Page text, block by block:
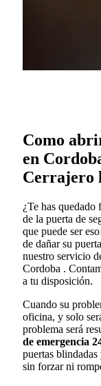
Como
en
Cerrajero
¿Te has quedado
de la puerta de
que puede ser
de dañar su
nuestro servicio
Cordoba .
a tu disposición.
Cuando su
oficina, y solo
problema será
de emergencia
puertas
sin forzar ni